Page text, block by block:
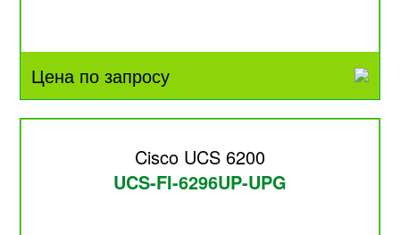
Цена по запросу
Cisco UCS 6200
UCS-FI-6296UP-UPG